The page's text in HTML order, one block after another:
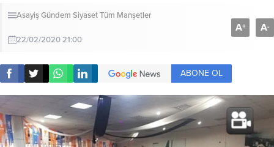
AsayişGündem SiyasetTüm Manşetler
22/02/2020 21:00
A+ A-
ABONE OL